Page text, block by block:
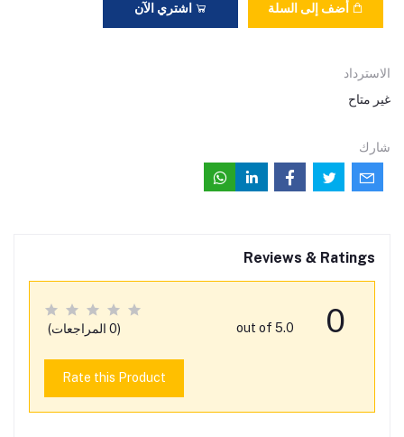
أضف إلى السلة اشتري الآن
الاسترداد
غير متاح
شارك
Reviews & Ratings
0
out of 5.0 (0 المراجعات)
Rate this Product